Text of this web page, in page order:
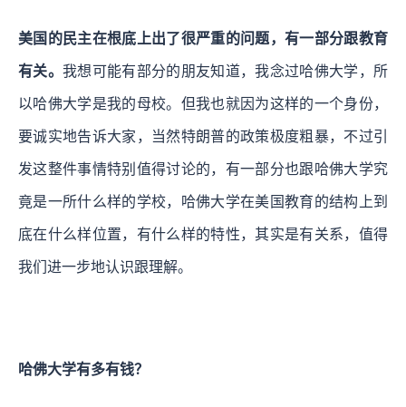
美国的民主在根底上出了很严重的问题，有一部分跟教育
有关。 我想可能有部分的朋友知道，我念过哈佛大学，所
以哈佛大学是我的母校。但我也就因为这样的一个身份，
要诚实地告诉大家，当然特朗普的政策极度粗暴，不过引
发这整件事情特别值得讨论的，有一部分也跟哈佛大学究
竟是一所什么样的学校，哈佛大学在美国教育的结构上到
底在什么样位置，有什么样的特性，其实是有关系，值得
我们进一步地认识跟理解。
哈佛大学有多有钱？